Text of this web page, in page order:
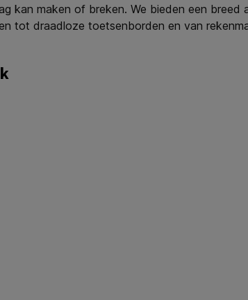
kan maken of breken. We bieden een
tot draadloze toetsenborden en van